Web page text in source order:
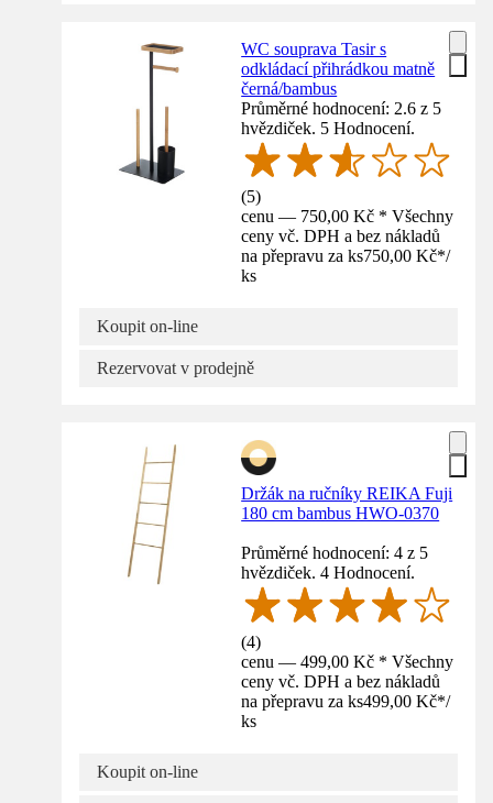
WC souprava Tasir s
odkládací přihrádkou matně
černá/bambus
Průměrné hodnocení: 2.6 z 5
hvězdiček. 5 Hodnocení.
(5)
cenu — 750,00 Kč * Všechny
ceny vč. DPH a bez nákladů
na přepravu za ks750,00 Kč*/
ks
Koupit on-line
Rezervovat v prodejně
Držák na ručníky REIKA Fuji
180 cm bambus HWO-0370
Průměrné hodnocení: 4 z 5
hvězdiček. 4 Hodnocení.
(4)
cenu — 499,00 Kč * Všechny
ceny vč. DPH a bez nákladů
na přepravu za ks499,00 Kč*/
ks
Koupit on-line